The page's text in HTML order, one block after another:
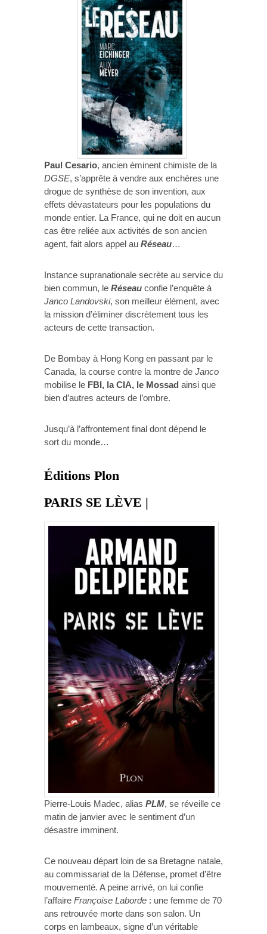
Paul Cesario, ancien éminent chimiste de la
DGSE, s’apprête à vendre aux enchères une
drogue de synthèse de son invention, aux
effets dévastateurs pour les populations du
monde entier. La France, qui ne doit en aucun
cas être reliée aux activités de son ancien
agent, fait alors appel au Réseau…
Instance supranationale ​secrète au service du
bien commun, le Réseau confie l’enquête à
Janco Landovski, son meilleur élément, avec
la mission d’éliminer discrètement tous les
acteurs de cette transaction.
De Bombay à Hong Kong en passant par le
Canada, la course contre la montre de Janco
mobilise le FBI, la CIA, le Mossad ainsi que
bien d’autres acteurs de l’ombre.
Jusqu’à l’affrontement final dont dépend le
sort du monde…
Éditions Plon
PARIS SE LÈVE |
Pierre-Louis Madec, alias PLM, se réveille ce
matin de janvier avec le sentiment d’un
désastre imminent.
Ce nouveau départ loin de sa Bretagne natale,
au commissariat de la Défense, promet d’être
mouvementé. A peine arrivé, on lui confie
l’affaire Françoise Laborde : une femme de 70
ans retrouvée morte dans son salon. Un
corps en lambeaux, signe d’un véritable